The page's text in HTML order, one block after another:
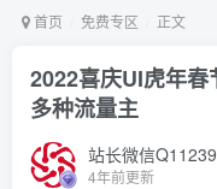
首页 免费专区 正文
2022喜庆UI虎年
多种流量主
站长微信
4年前更新